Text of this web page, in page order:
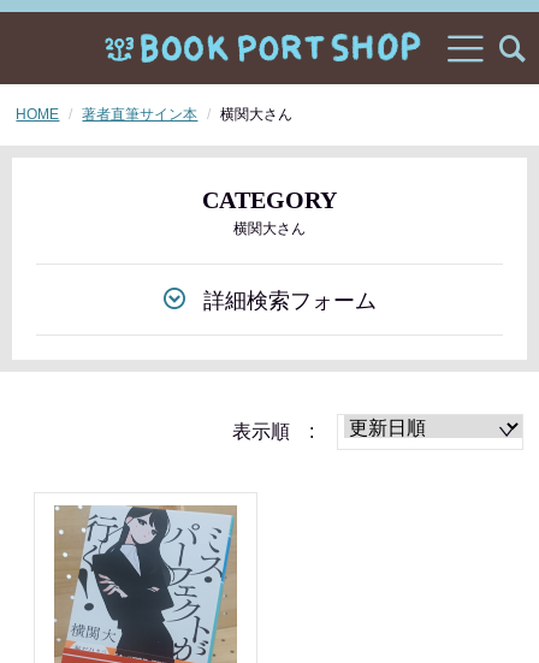
HOME 著者直筆サイン本 横関大さん
CATEGORY
横関大さん
詳細検索フォーム
表示順 :